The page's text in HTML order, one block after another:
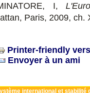
I,
Paris, 2009, ch.
Printer-friendly
Envoyer à un ami
international et stabilité